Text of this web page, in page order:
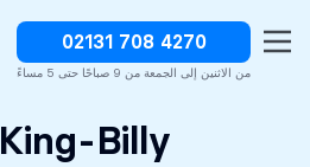
02131 708 4270
من الاثنين إلى الجمعة من 9 صباحًا حتى 5 مساءً
سرية تماما وقف الديون على الفور
مساعدة في King-Billy